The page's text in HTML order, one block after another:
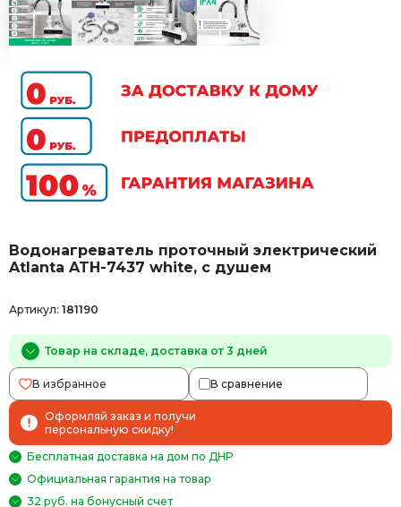
Водонагреватель проточный электрический
Atlanta ATH-7437 white, с душем
Артикул: 181190
Товар на складе, доставка от 3 дней
В избранное В сравнение
Оформляй заказ и получи
персональную скидку!
Бесплатная доставка на дом по ДНР
Официальная гарантия на товар
32 руб. на бонусный счет